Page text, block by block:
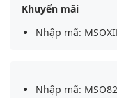
Khuyến mãi
Nhập mã:
Nhập mã: